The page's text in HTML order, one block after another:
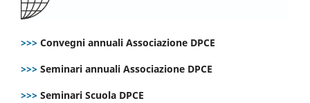
>>> Convegni annuali Associazione DPCE
>>> Seminari annuali Associazione DPCE
>>> Seminari Scuola DPCE